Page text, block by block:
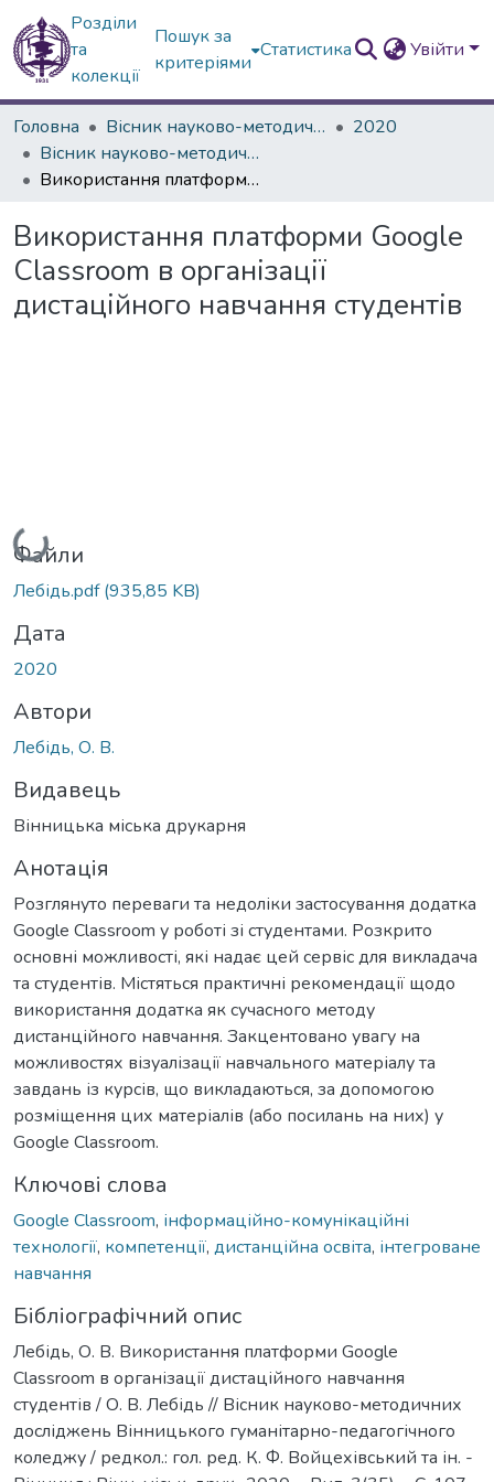
Розділи
та
колекції
Пошук за
критеріями
Статистика Увійти
Головна Вісник науково-методичних досліджень ВГПК
2020
Вісник науково-методичних досліджень ВГПК № 3 (35)
Використання платформи Google Classroom в організації дистаційного навчання студентів
Використання платформи Google
Classroom в організації
дистаційного навчання студентів
Вантажиться...
Файли
Лебідь.pdf(935,85 KB)
Дата
2020
Автори
Лебідь, О. В.
Видавець
Вінницька міська друкарня
Анотація
Розглянуто переваги та недоліки застосування додатка
Google Classroom у роботі зі студентами. Розкрито
основні можливості, які надає цей сервіс для викладача
та студентів. Містяться практичні рекомендації щодо
використання додатка як сучасного методу
дистанційного навчання. Закцентовано увагу на
можливостях візуалізації навчального матеріалу та
завдань із курсів, що викладаються, за допомогою
розміщення цих матеріалів (або посилань на них) у
Google Classroom.
Ключові слова
Google Classroom, інформаційно-комунікаційні
технології, компетенції, дистанційна освіта, інтегроване
навчання
Бібліографічний опис
Лебідь, О. В. Використання платформи Google
Classroom в організації дистаційного навчання
студентів / О. В. Лебідь // Вісник науково-методичних
досліджень Вінницького гуманітарно-педагогічного
коледжу / редкол.: гол. ред. К. Ф. Войцехівський та ін. -